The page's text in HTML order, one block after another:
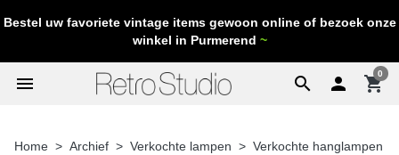
Bestel uw favoriete vintage items gewoon online of bezoek onze
winkel in Purmerend ~
search
menu  shopping_cart
0
Home Archief Verkochte lampen Verkochte hanglampen